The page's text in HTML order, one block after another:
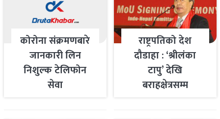
कोरोना संक्रमणबारे
जानकारी लिन
निशुल्क टेलिफोन
सेवा
राष्ट्रपतिको देश
दौडाहा : ‘श्रीलंका
टापु’ देखि
बराहक्षेत्रसम्म